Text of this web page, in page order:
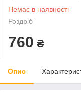
Немає в наявності
Роздріб
760 ₴
Опис